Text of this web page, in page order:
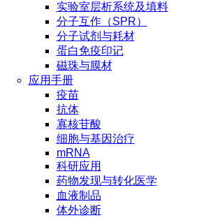
实验室层析系统及填料
分子互作（SPR）
分子试剂与耗材
蛋白免疫印记
磁珠与膜材
应用手册
疫苗
抗体
寡核苷酸
细胞与基因治疗
mRNA
科研应用
药物发现与转化医学
血液制品
体外诊断